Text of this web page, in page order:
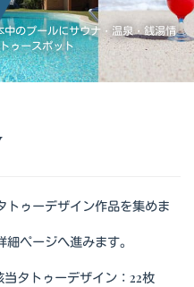
のプールにサウナ・温泉・銭湯情
ゥースポット
ゥーデザイン作品を集めま
ページへ進みます。
当タトゥーデザイン：22枚